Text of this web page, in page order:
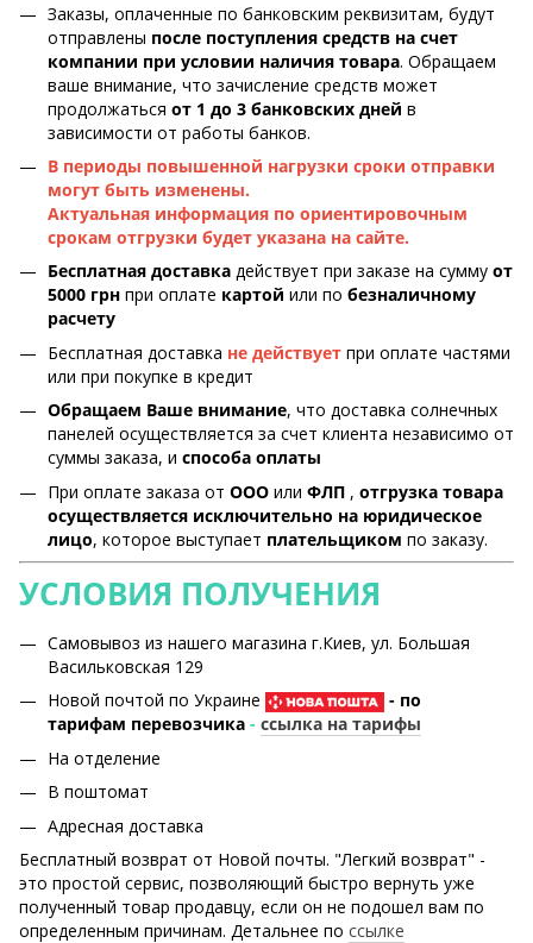
Заказы, оплаченные по банковским реквизитам, будут
отправлены после поступления средств на счет
компании при условии наличия товара. Обращаем
ваше внимание, что зачисление средств может
продолжаться от 1 до 3 банковских дней в
зависимости от работы банков.
В периоды повышенной нагрузки сроки отправки
могут быть изменены.
Актуальная информация по ориентировочным
срокам отгрузки будет указана на сайте.
Бесплатная доставка действует при заказе на сумму от
5000 грн при оплате картой или по безналичному
расчету
Бесплатная доставка не действует при оплате частями
или при покупке в кредит
Обращаем Ваше внимание, что доставка солнечных
панелей осуществляется за счет клиента независимо от
суммы заказа, и способа оплаты
При оплате заказа от ООО или ФЛП , отгрузка товара
осуществляется исключительно на юридическое
лицо, которое выступает плательщиком по заказу.
УСЛОВИЯ ПОЛУЧЕНИЯ
Самовывоз из нашего магазина г.Киев, ул. Большая
Васильковская 129
Новой почтой по Украине
- по
тарифам перевозчика - ссылка на тарифы
На отделение
В поштомат
Адресная доставка
Бесплатный возврат от Новой почты. "Легкий возврат" -
это простой сервис, позволяющий быстро вернуть уже
полученный товар продавцу, если он не подошел вам по
определенным причинам. Детальнее по ссылке